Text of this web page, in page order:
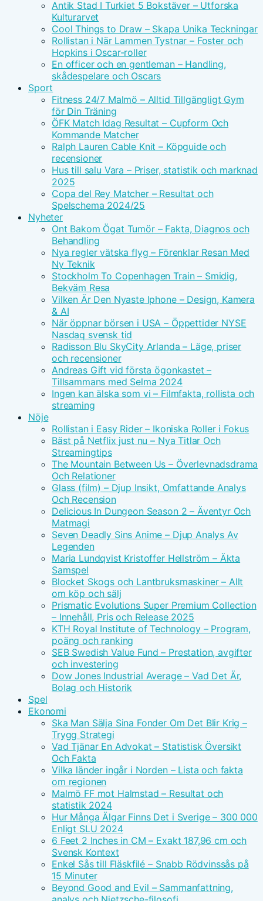
Antik Stad I Turkiet 5 Bokstäver – Utforska
Kulturarvet
Cool Things to Draw – Skapa Unika Teckningar
Rollistan i När Lammen Tystnar – Foster och
Hopkins i Oscar-roller
En officer och en gentleman – Handling,
skådespelare och Oscars
Sport
Fitness 24/7 Malmö – Alltid Tillgängligt Gym
för Din Träning
ÖFK Match Idag Resultat – Cupform Och
Kommande Matcher
Ralph Lauren Cable Knit – Köpguide och
recensioner
Hus till salu Vara – Priser, statistik och marknad
2025
Copa del Rey Matcher – Resultat och
Spelschema 2024/25
Nyheter
Ont Bakom Ögat Tumör – Fakta, Diagnos och
Behandling
Nya regler vätska flyg – Förenklar Resan Med
Ny Teknik
Stockholm To Copenhagen Train – Smidig,
Bekväm Resa
Vilken Är Den Nyaste Iphone – Design, Kamera
& AI
När öppnar börsen i USA – Öppettider NYSE
Nasdaq svensk tid
Radisson Blu SkyCity Arlanda – Läge, priser
och recensioner
Andreas Gift vid första ögonkastet –
Tillsammans med Selma 2024
Ingen kan älska som vi – Filmfakta, rollista och
streaming
Nöje
Rollistan i Easy Rider – Ikoniska Roller i Fokus
Bäst på Netflix just nu – Nya Titlar Och
Streamingtips
The Mountain Between Us – Överlevnadsdrama
Och Relationer
Glass (film) – Djup Insikt, Omfattande Analys
Och Recension
Delicious In Dungeon Season 2 – Äventyr Och
Matmagi
Seven Deadly Sins Anime – Djup Analys Av
Legenden
Maria Lundqvist Kristoffer Hellström – Äkta
Samspel
Blocket Skogs och Lantbruksmaskiner – Allt
om köp och sälj
Prismatic Evolutions Super Premium Collection
– Innehåll, Pris och Release 2025
KTH Royal Institute of Technology – Program,
poäng och ranking
SEB Swedish Value Fund – Prestation, avgifter
och investering
Dow Jones Industrial Average – Vad Det Är,
Bolag och Historik
Spel
Ekonomi
Ska Man Sälja Sina Fonder Om Det Blir Krig –
Trygg Strategi
Vad Tjänar En Advokat – Statistisk Översikt
Och Fakta
Vilka länder ingår i Norden – Lista och fakta
om regionen
Malmö FF mot Halmstad – Resultat och
statistik 2024
Hur Många Älgar Finns Det i Sverige – 300 000
Enligt SLU 2024
6 Feet 2 Inches in CM – Exakt 187,96 cm och
Svensk Kontext
Enkel Sås till Fläskfilé – Snabb Rödvinssås på
15 Minuter
Beyond Good and Evil – Sammanfattning,